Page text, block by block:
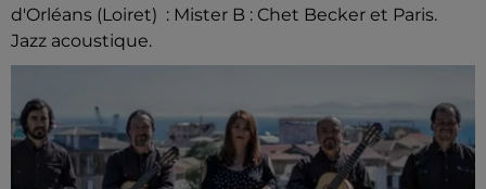
d'Orléans (Loiret) : Mister B : Chet Becker et Paris.
Jazz acoustique.